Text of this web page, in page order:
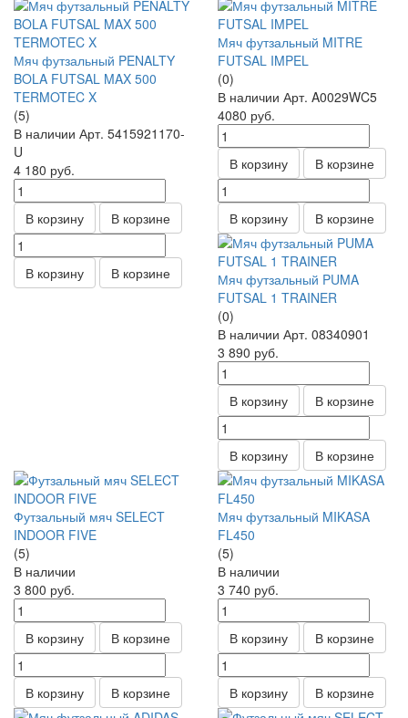
Мяч футзальный PENALTY
BOLA FUTSAL MAX 500
TERMOTEC X
(5)
В наличии Арт. 5415921170-
U
4 180 руб.
В корзину В корзине
В корзину В корзине
Мяч футзальный MITRE
FUTSAL IMPEL
(0)
В наличии Арт. A0029WC5
4080 руб.
В корзину В корзине
В корзину В корзине
Мяч футзальный PUMA
FUTSAL 1 TRAINER
(0)
В наличии Арт. 08340901
3 890 руб.
В корзину В корзине
В корзину В корзине
Футзальный мяч SELECT
INDOOR FIVE
(5)
В наличии
3 800 руб.
В корзину В корзине
В корзину В корзине
Мяч футзальный MIKASA
FL450
(5)
В наличии
3 740 руб.
В корзину В корзине
В корзину В корзине